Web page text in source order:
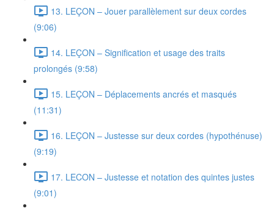
13. LEÇON – Jouer parallèlement sur deux cordes
(9:06)
14. LEÇON – Signification et usage des traits
prolongés (9:58)
15. LEÇON – Déplacements ancrés et masqués
(11:31)
16. LEÇON – Justesse sur deux cordes (hypothénuse)
(9:19)
17. LECON – Justesse et notation des quintes justes
(9:01)